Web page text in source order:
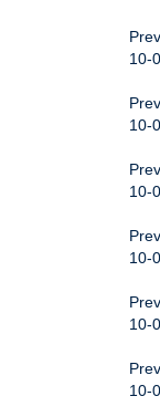
10-
10-
10-
10-
10-
10-